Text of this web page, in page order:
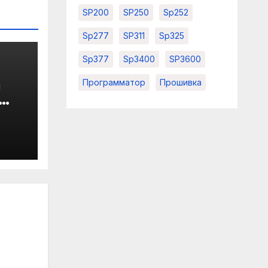
SP200 SP250 Sp252
Sp277 SP311 Sp325
Sp377 Sp3400 SP3600
Программатор Прошивка